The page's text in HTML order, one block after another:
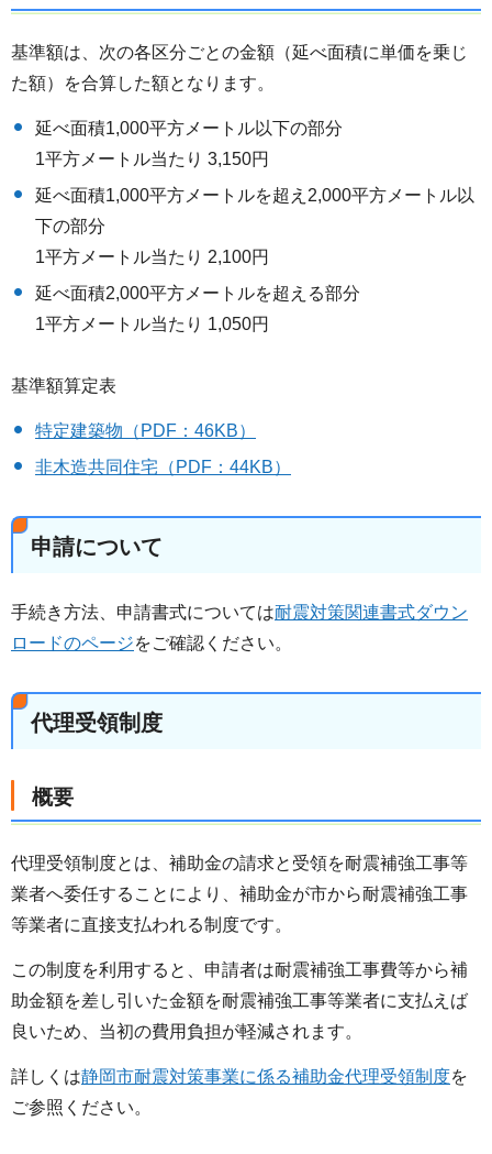
基準額は、次の各区分ごとの金額（延べ面積に単価を乗じ
た額）を合算した額となります。
延べ面積1,000平方メートル以下の部分
1平方メートル当たり 3,150円
延べ面積1,000平方メートルを超え2,000平方メートル以
下の部分
1平方メートル当たり 2,100円
延べ面積2,000平方メートルを超える部分
1平方メートル当たり 1,050円
基準額算定表
特定建築物（PDF：46KB）
非木造共同住宅（PDF：44KB）
申請について
手続き方法、申請書式については耐震対策関連書式ダウン
ロードのページをご確認ください。
代理受領制度
概要
代理受領制度とは、補助金の請求と受領を耐震補強工事等
業者へ委任することにより、補助金が市から耐震補強工事
等業者に直接支払われる制度です。
この制度を利用すると、申請者は耐震補強工事費等から補
助金額を差し引いた金額を耐震補強工事等業者に支払えば
良いため、当初の費用負担が軽減されます。
詳しくは静岡市耐震対策事業に係る補助金代理受領制度を
ご参照ください。